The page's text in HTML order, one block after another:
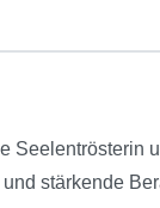
Seelentrösterin
stärkende